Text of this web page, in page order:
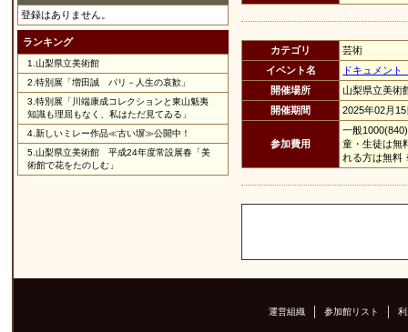
登録はありません。
ランキング
1. 山梨県立美術館
2. 特別展「増田誠 パリ－人生の哀歓」
3. 特別展「川端康成コレクションと東山魁夷
知識も理屈もなく、私はただ見てゐる」
4. 新しいミレー作品≪古い塀≫公開中！
5. 山梨県立美術館 平成24年度常設展春「美
術館で花をたのしむ」
カテゴリ
芸術
イベント名
ドキュメン
開催場所
山梨県立美
開催期間
2025年02月
参加費用
一般
童・生徒は無
れる方は無料
運営組織 参加館リスト